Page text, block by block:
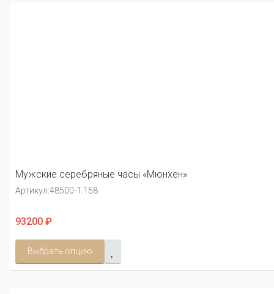
Мужские серебряные часы «Мюнхен»
Артикул:48500-1.158
93200 ₽
Выбрать опцию